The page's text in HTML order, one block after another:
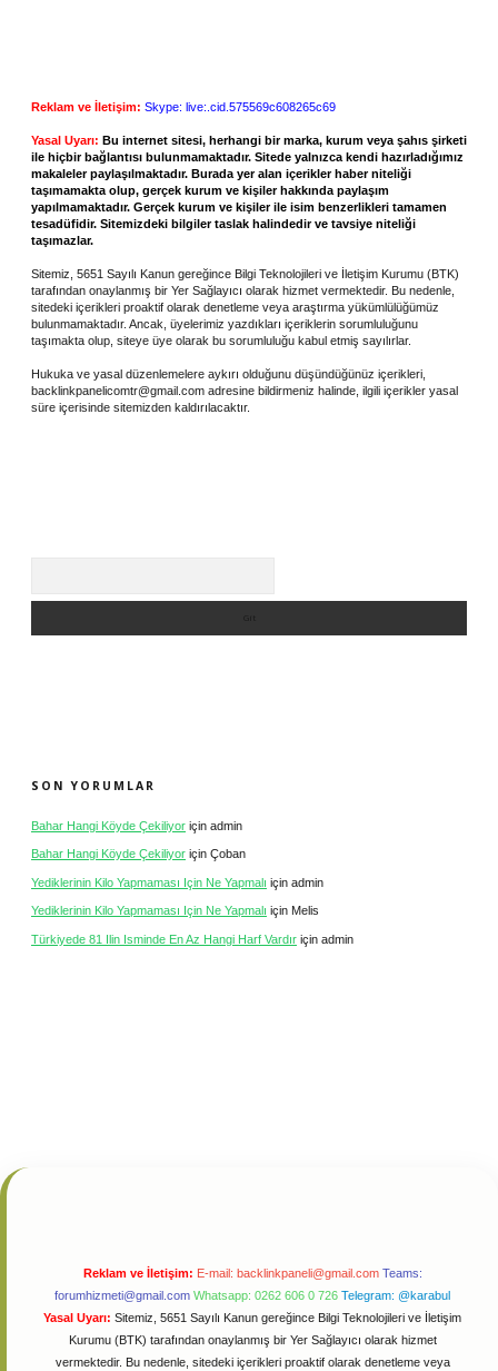
Reklam ve İletişim: Skype: live:.cid.575569c608265c69
Yasal Uyarı: Bu internet sitesi, herhangi bir marka, kurum veya şahıs şirketi
ile hiçbir bağlantısı bulunmamaktadır. Sitede yalnızca kendi hazırladığımız
makaleler paylaşılmaktadır. Burada yer alan içerikler haber niteliği
taşımamakta olup, gerçek kurum ve kişiler hakkında paylaşım
yapılmamaktadır. Gerçek kurum ve kişiler ile isim benzerlikleri tamamen
tesadüfidir. Sitemizdeki bilgiler taslak halindedir ve tavsiye niteliği
taşımazlar.
Sitemiz, 5651 Sayılı Kanun gereğince Bilgi Teknolojileri ve İletişim Kurumu (BTK)
tarafından onaylanmış bir Yer Sağlayıcı olarak hizmet vermektedir. Bu nedenle,
sitedeki içerikleri proaktif olarak denetleme veya araştırma yükümlülüğümüz
bulunmamaktadır. Ancak, üyelerimiz yazdıkları içeriklerin sorumluluğunu
taşımakta olup, siteye üye olarak bu sorumluluğu kabul etmiş sayılırlar.
Hukuka ve yasal düzenlemelere aykırı olduğunu düşündüğünüz içerikleri,
backlinkpanelicomtr@gmail.com adresine bildirmeniz halinde, ilgili içerikler yasal
süre içerisinde sitemizden kaldırılacaktır.
SON YORUMLAR
Bahar Hangi Köyde Çekiliyor için admin
Bahar Hangi Köyde Çekiliyor için Çoban
Yediklerinin Kilo Yapmaması Için Ne Yapmalı için admin
Yediklerinin Kilo Yapmaması Için Ne Yapmalı için Melis
Türkiyede 81 Ilin Isminde En Az Hangi Harf Vardır için admin
Reklam ve İletişim: E-mail: backlinkpaneli@gmail.com Teams:
forumhizmeti@gmail.com Whatsapp: 0262 606 0 726 Telegram: @karabul
Yasal Uyarı: Sitemiz, 5651 Sayılı Kanun gereğince Bilgi Teknolojileri ve İletişim
Kurumu (BTK) tarafından onaylanmış bir Yer Sağlayıcı olarak hizmet
vermektedir. Bu nedenle, sitedeki içerikleri proaktif olarak denetleme veya